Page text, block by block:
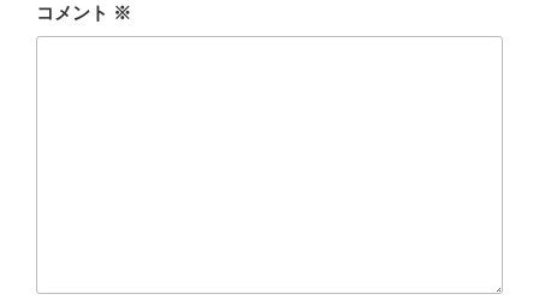
コメント ※